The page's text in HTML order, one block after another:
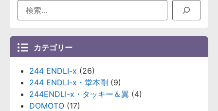
カテゴリー
244 ENDLI-x (26)
244 ENDLI-x・堂本剛 (9)
244ENDLI-x・タッキー＆翼 (4)
DOMOTO (17)